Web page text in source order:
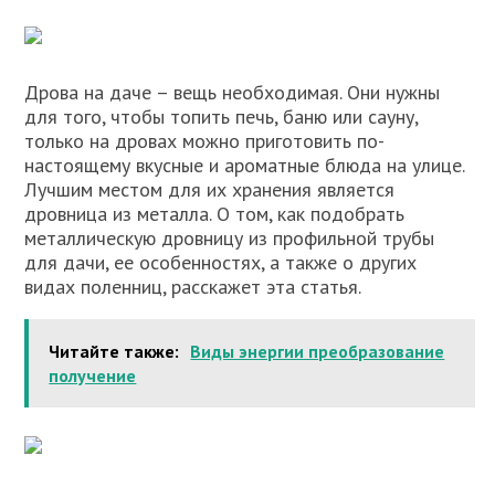
Дрова на даче – вещь необходимая. Они нужны
для того, чтобы топить печь, баню или сауну,
только на дровах можно приготовить по-
настоящему вкусные и ароматные блюда на улице.
Лучшим местом для их хранения является
дровница из металла. О том, как подобрать
металлическую дровницу из профильной трубы
для дачи, ее особенностях, а также о других
видах поленниц, расскажет эта статья.
Читайте также: Виды энергии преобразование
получение